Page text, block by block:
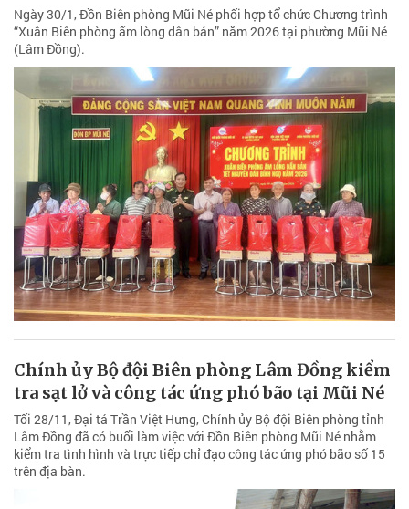
Ngày 30/1, Đồn Biên phòng Mũi Né phối hợp tổ chức Chương trình
“Xuân Biên phòng ấm lòng dân bản” năm 2026 tại phường Mũi Né
(Lâm Đồng).
Chính ủy Bộ đội Biên phòng Lâm Đồng kiểm
tra sạt lở và công tác ứng phó bão tại Mũi Né
Tối 28/11, Đại tá Trần Việt Hưng, Chính ủy Bộ đội Biên phòng tỉnh
Lâm Đồng đã có buổi làm việc với Đồn Biên phòng Mũi Né nhằm
kiểm tra tình hình và trực tiếp chỉ đạo công tác ứng phó bão số 15
trên địa bàn.